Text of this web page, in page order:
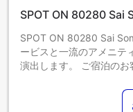
SPOT ON 80280 Sai
SPOT ON 80280 Sai
ービスと一流のアメニテ
演出します。 ご宿泊のお
デスクでは、お客様のご
た日中や夜には、ルーム